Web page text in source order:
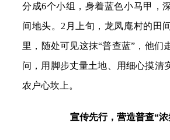
分成6个小组，身着蓝色小马甲，
间地头。2月上旬，龙凤庵村的田
里，随处可见这抹“普查蓝”，他们
问，用脚步丈量土地、用细心摸清
农户心坎上。
宣传先行，营造普查“浓